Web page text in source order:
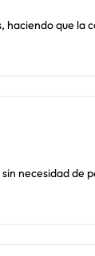
haciendo que la
necesidad de